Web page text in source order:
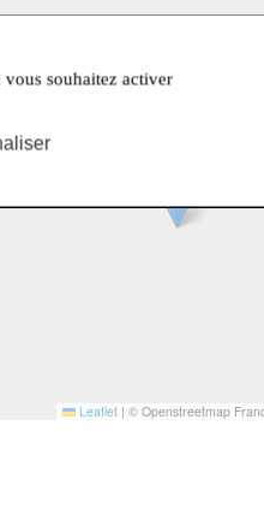
Leaflet | © Openstreetmap
souhaitez activer